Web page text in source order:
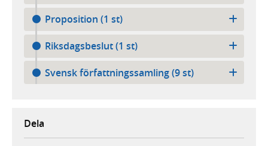
Proposition (1 st)
Riksdagsbeslut (1 st)
Svensk författningssamling (9 st)
Dela